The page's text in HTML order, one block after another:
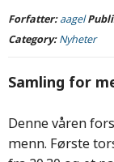
Forfatter:aagel
Category:Nyheter
Samling for
Denne våren
menn. Første